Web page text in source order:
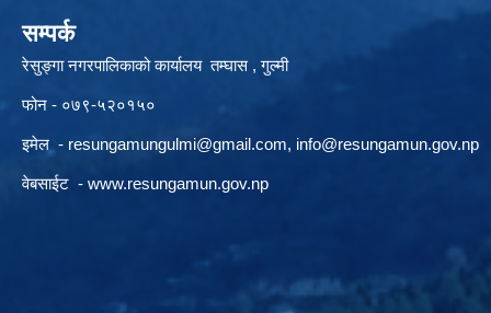
सम्पर्क
रेसुङ्गा नगरपालिकाको कार्यालय तम्घास , गुल्मी
फोन - ०७९-५२०१५०
इमेल - resungamungulmi@gmail.com, info@resungamun.gov.np
वेबसाईट - www.resungamun.gov.np